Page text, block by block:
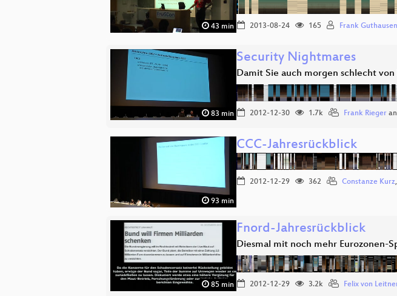
43 min 2013-08-24 165 Frank Guthausen
83 min
Security Nightmares
Damit Sie auch morgen schlecht
2012-12-30 1.7k Frank Rieger
93 min
CCC-Jahresrückblick
2012-12-29 362 Constanze Kurz,
85 min
Fnord-Jahresrückblick
Diesmal mit noch mehr Eurozonen-
2012-12-29 3.2k Felix von